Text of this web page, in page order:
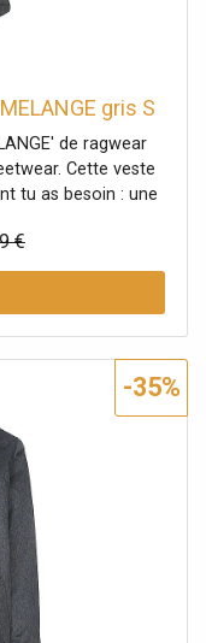
gris S
de ragwear
Cette veste
tu as besoin : une
pression et
et des applications
éclair est
Les poignets
en teddy douillet
revers et cordon
polyester résistant
de boutonnage
côtelés pour un
et arrondi dans le
pression et
Respirabilité : 5000
Grey Matière : 100
€
-35%